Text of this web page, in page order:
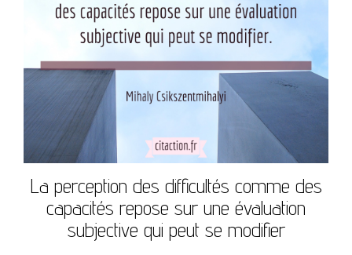
La perception des difficultés comme des
capacités repose sur une évaluation
subjective qui peut se modifier